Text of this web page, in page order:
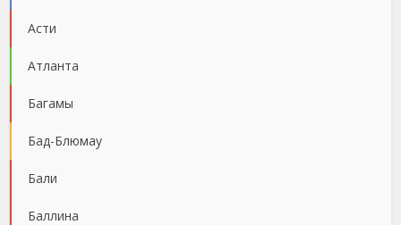
Асти
Атланта
Багамы
Бад-Блюмау
Бали
Баллина